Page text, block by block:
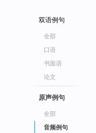
双语例句
全部
口语
书面语
论文
原声例句
全部
音频例句